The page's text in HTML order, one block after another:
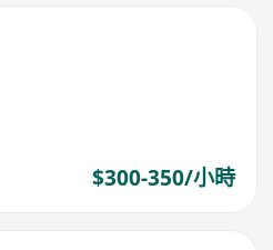
$300-350/小時